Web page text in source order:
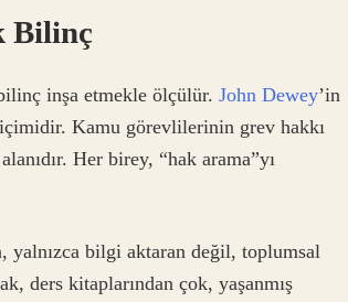
Bilinç
inşa etmekle ölçülür. John Dewey’in
Kamu görevlilerinin grev hakkı
Her birey, “hak arama”yı
bilgi aktaran değil, toplumsal
ders kitaplarından çok, yaşanmış